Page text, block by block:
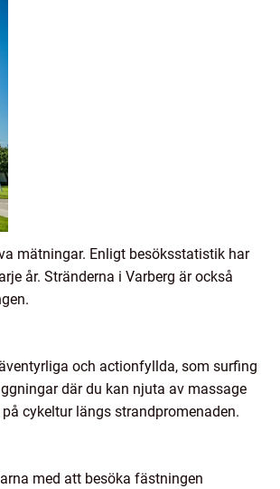
mätningar. Enligt besöksstatistik har
år. Stränderna i Varberg är också
och actionfyllda, som surfing
där du kan njuta av massage
cykeltur längs strandpromenaden.
med att besöka fästningen